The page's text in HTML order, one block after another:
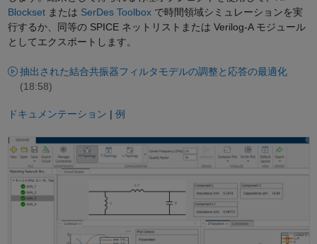
Blocksetまたは SerDes Toolboxで時間領域シミュレーションを実
行するか、同等の SPICE ネットリストまたは Verilog-A モジュール
としてエクスポートします。
抽出された結合共振器フィルタモデルの調整と応答の最適化
(18:58)
ドキュメンテーション | 例